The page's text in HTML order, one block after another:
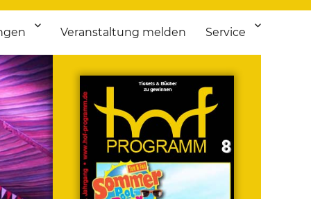
Veranstaltung melden Service